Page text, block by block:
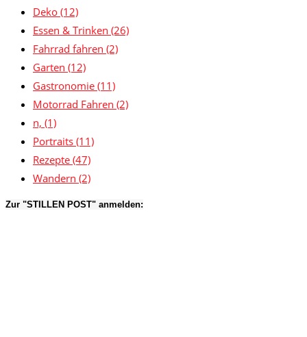
Deko (12)
Essen & Trinken (26)
Fahrrad fahren (2)
Garten (12)
Gastronomie (11)
Motorrad Fahren (2)
n, (1)
Portraits (11)
Rezepte (47)
Wandern (2)
Zur "STILLEN POST" anmelden: